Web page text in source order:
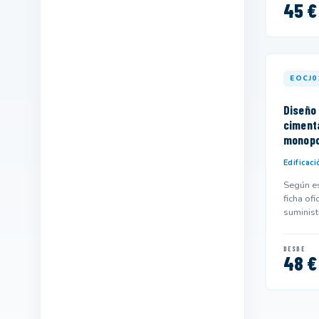
45 €
Según
ficha
DESDE
48 €